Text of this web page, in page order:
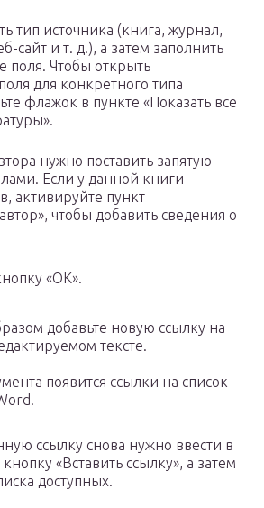
тип источника (книга, журнал,
сайт и т. д.), а затем заполнить
поля. Чтобы открыть
для конкретного типа
флажок в пункте «Показать все
нужно поставить запятую
Если у данной книги
активируйте пункт
чтобы добавить сведения о
«ОК».
добавьте новую ссылку на
тексте.
появится ссылки на список
ссылку снова нужно ввести в
«Вставить ссылку», а затем
доступных.